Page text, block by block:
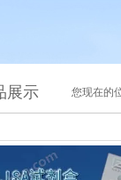
展示 您现在的